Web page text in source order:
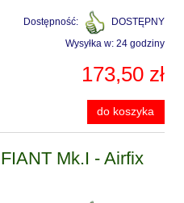
Dostępność:
DOSTĘPNY
Wysyłka w: 24 godziny
173,50 zł
do koszyka
Mk.I - Airfix